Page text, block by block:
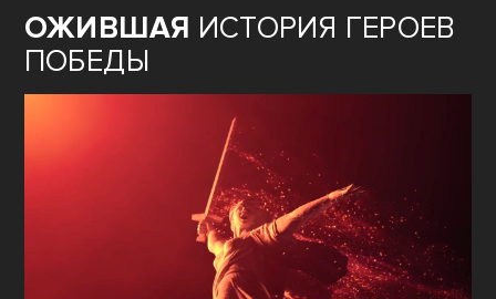
ОЖИВШАЯ ИСТОРИЯ ГЕРОЕВ
ПОБЕДЫ